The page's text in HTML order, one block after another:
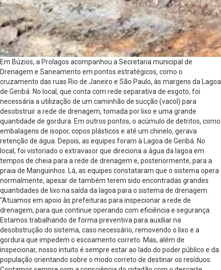
Em Búzios, a Prolagos acompanhou a Secretaria municipal de
Drenagem e Saneamento em pontos estratégicos, como o
cruzamento das ruas Rio de Janeiro e São Paulo, às margens da Lagoa
de Geribá. No local, que conta com rede separativa de esgoto, foi
necessária a utilização de um caminhão de sucção (vacol) para
desobstruir a rede de drenagem, tomada por lixo e uma grande
quantidade de gordura. Em outros pontos, o acúmulo de detritos, como
embalagens de isopor, copos plásticos e até um chinelo, gerava
retenção de água. Depois, as equipes foram à Lagoa de Geribá. No
local, foi vistoriado o extravasor que direciona a água da lagoa em
tempos de cheia para a rede de drenagem e, posteriormente, para a
praia de Manguinhos. Lá, as equipes constataram que o sistema opera
normalmente, apesar de também terem sido encontradas grandes
quantidades de lixo na saída da lagoa para o sistema de drenagem.
“Atuamos em apoio às prefeituras para inspecionar a rede de
drenagem, para que continue operando com eficiência e segurança.
Estamos trabalhando de forma preventiva para auxiliar na
desobstrução do sistema, caso necessário, removendo o lixo e a
gordura que impedem o escoamento correto. Mas, além de
inspecionar, nosso intuito é sempre estar ao lado do poder público e da
população orientando sobre o modo correto de destinar os resíduos.